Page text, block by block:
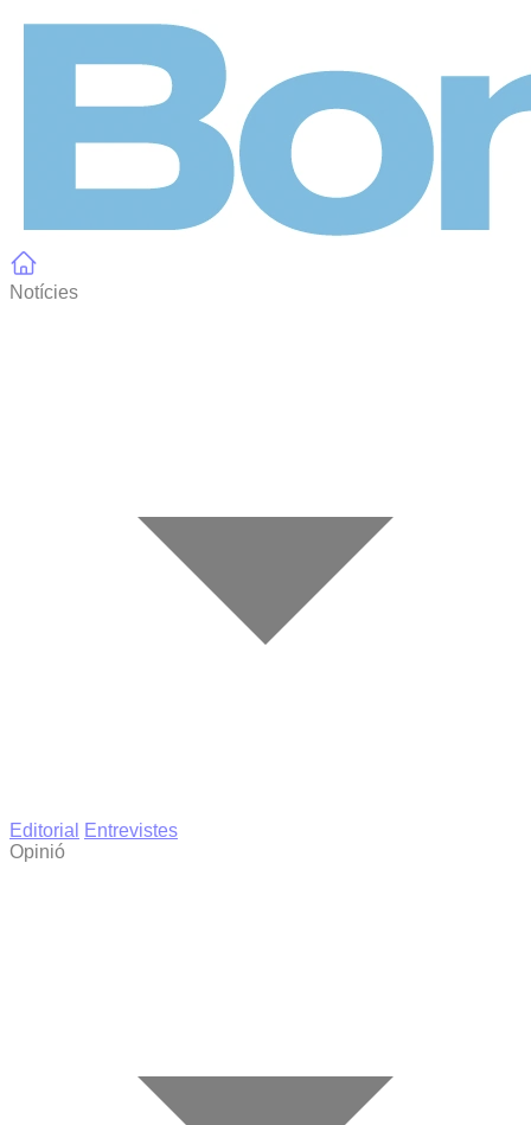
Notícies
Editorial
Entrevistes
Opinió